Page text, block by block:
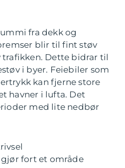
fra dekk og
blir til fint støv
trafikken. Dette bidrar til
i byer. Feiebiler som
kan fjerne store
havner i lufta. Det
med lite nedbør
gjør fort et område